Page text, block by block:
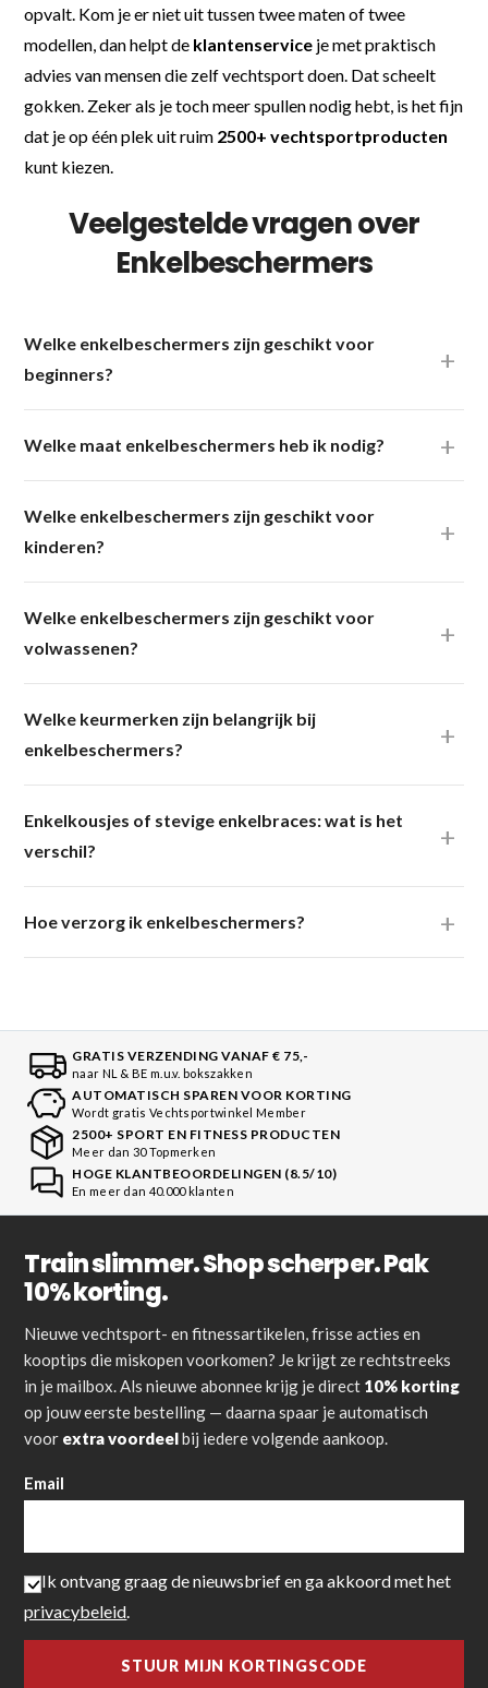
opvalt. Kom je er niet uit tussen twee maten of twee
modellen, dan helpt de klantenservice je met praktisch
advies van mensen die zelf vechtsport doen. Dat scheelt
gokken. Zeker als je toch meer spullen nodig hebt, is het fijn
dat je op één plek uit ruim 2500+ vechtsportproducten
kunt kiezen.
Veelgestelde vragen over
Enkelbeschermers
Welke enkelbeschermers zijn geschikt voor
beginners?
Welke maat enkelbeschermers heb ik nodig?
Welke enkelbeschermers zijn geschikt voor
kinderen?
Welke enkelbeschermers zijn geschikt voor
volwassenen?
Welke keurmerken zijn belangrijk bij
enkelbeschermers?
Enkelkousjes of stevige enkelbraces: wat is het
verschil?
Hoe verzorg ik enkelbeschermers?
GRATIS VERZENDING VANAF € 75,-
naar NL & BE m.u.v. bokszakken
AUTOMATISCH SPAREN VOOR KORTING
Wordt gratis Vechtsportwinkel Member
2500+ SPORT EN FITNESS PRODUCTEN
Meer dan 30 Topmerken
HOGE KLANTBEOORDELINGEN (8.5/10)
En meer dan 40.000 klanten
Train slimmer. Shop scherper. Pak
10% korting.
Nieuwe vechtsport- en fitnessartikelen, frisse acties en
kooptips die miskopen voorkomen? Je krijgt ze rechtstreeks
in je mailbox. Als nieuwe abonnee krijg je direct 10% korting
op jouw eerste bestelling — daarna spaar je automatisch
voor extra voordeelbij iedere volgende aankoop.
Email
Ik ontvang graag de nieuwsbrief en ga akkoord met het
privacybeleid.